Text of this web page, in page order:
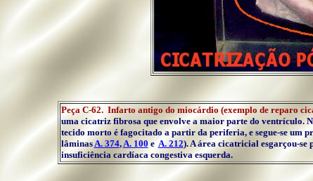
Peça C-62. Infarto antigo do miocárdio (exemplo de reparo
uma cicatriz fibrosa que envolve a maior parte do ventrículo.
tecido morto é fagocitado a partir da periferia, e segue-se um
lâminasA. 374,A. 100 e A. 212). A área cicatricial esgarçou-
insuficiência cardíaca congestiva esquerda.